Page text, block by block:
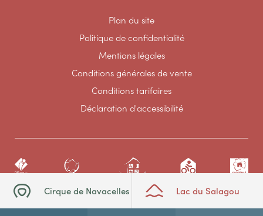
Cirque de Navacelles Lac du Salagou
Plan du site
Politique de confidentialité
Mentions légales
Conditions générales de vente
Conditions tarifaires
Déclaration d'accessibilité